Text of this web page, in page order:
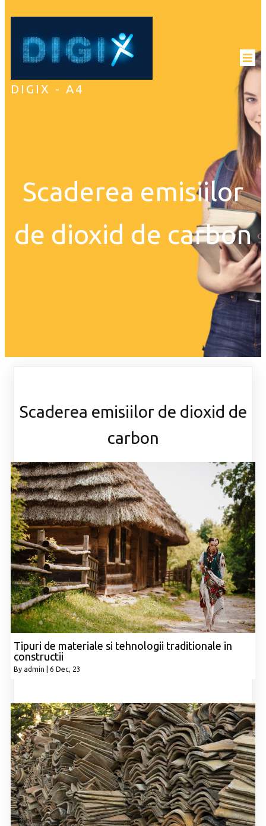
DIGIX - A4
Scaderea emisiilor
de dioxid de carbon
Scaderea emisiilor de dioxid de
carbon
Tipuri de materiale si tehnologii traditionale in
constructii
By admin 6 Dec, 23